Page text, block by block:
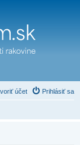
Prihlásiť sa
účet